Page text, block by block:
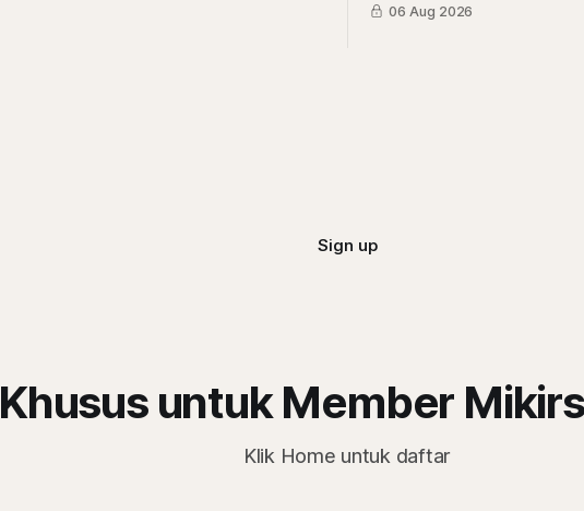
adalah pemberi rasio royalti
06 Aug 2026
Sign up
Khusus untuk Member
Klik Home untuk daftar